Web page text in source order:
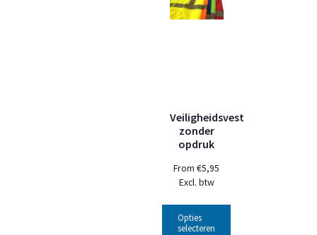
Veiligheidsvest
zonder
opdruk
From€5,95
Excl. btw
Opties
selecteren